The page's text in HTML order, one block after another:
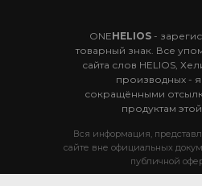
Вся информация,
сайте вне официальных
публичной
ONEHELIOS-
товарный знак. Все
сайта слов HELIOS,
производных -
сокращёнными
продуктам